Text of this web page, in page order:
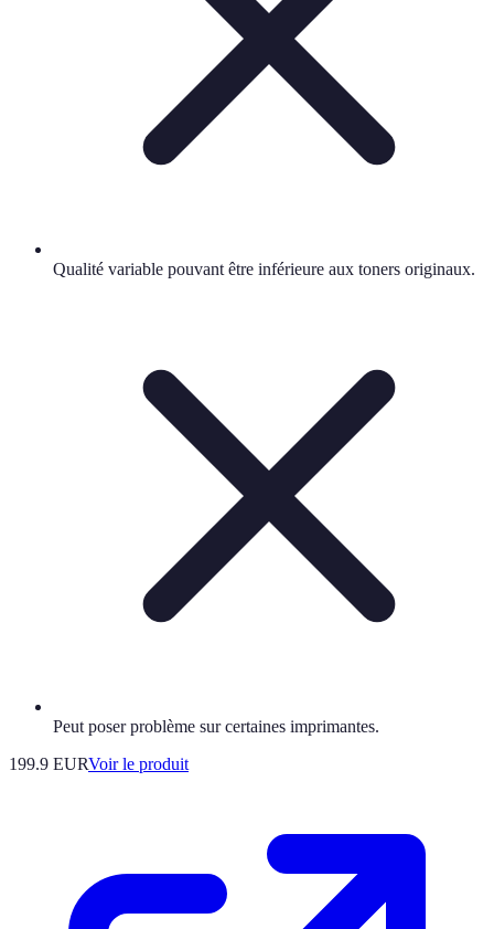
Qualité variable pouvant être inférieure aux toners originaux.
Peut poser problème sur certaines imprimantes.
199.9 EURVoir le produit